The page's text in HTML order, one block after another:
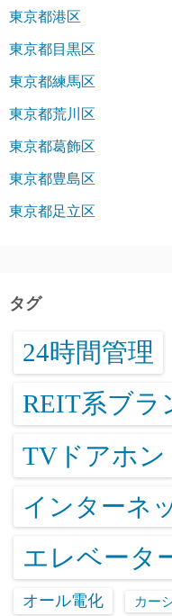
東京都港区
東京都目黒区
東京都練馬区
東京都荒川区
東京都葛飾区
東京都豊島区
東京都足立区
タグ
24時間管理
REIT系ブラ
TVドアホン
インターネ
エレベータ
オール電化 カー